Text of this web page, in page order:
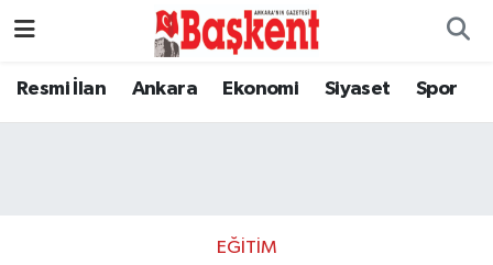
Resmi İlan Ankara Ekonomi Siyaset Spor
EĞITIM